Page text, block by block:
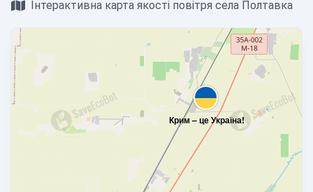
Інтерактивна карта якості повітря села Полтавка
Крим – це Україна!